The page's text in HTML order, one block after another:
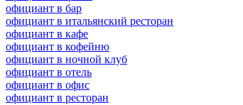
официант в бар
официант в итальянский ресторан
официант в кафе
официант в кофейню
официант в ночной клуб
официант в отель
официант в офис
официант в ресторан